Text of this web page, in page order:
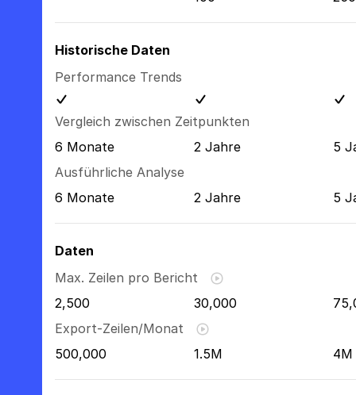
Historische Daten
Performance Trends
Vergleich zwischen Zeitpunkten
6 Monate
2 Jahre
5
Ausführliche Analyse
6 Monate
2 Jahre 5
Daten
Max. Zeilen pro Bericht
2,500
30,000
Export-Zeilen/Monat
500,000
1.5M 4M